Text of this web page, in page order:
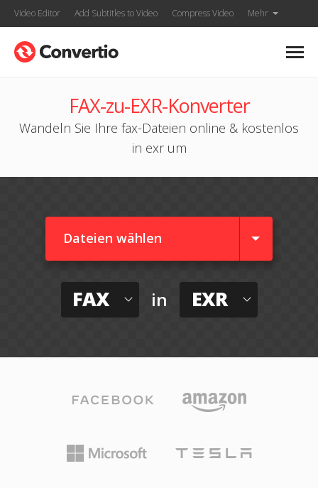
Video Editor Add Subtitles to Video Compress Video Mehr
FAX-zu-EXR-Konverter
Wandeln Sie Ihre fax-Dateien online & kostenlos
in exr um
Dateien wählen
FAX in EXR